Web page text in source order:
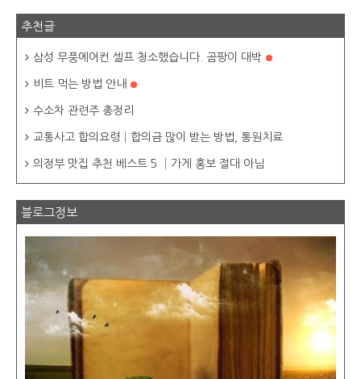
추천글
삼성 무풍에어컨 셀프 청소했습니다. 곰팡이 대박
비트 먹는 방법 안내
수소차 관련주 총정리
교통사고 합의요령│합의금 많이 받는 방법, 통원치료
의정부 맛집 추천 베스트 5 │가게 홍보 절대 아님
블로그정보